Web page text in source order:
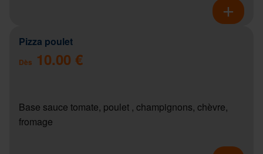
Pizza poulet
Dès 10.00 €
Base sauce tomate, poulet , champignons, chèvre,
fromage